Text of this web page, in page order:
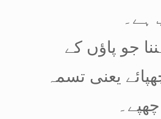
ہے۔
جو پاؤں کے
یعنی تسمہ